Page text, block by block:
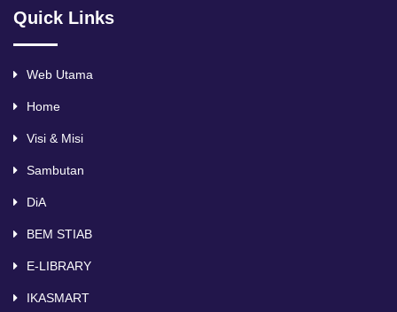
Quick Links
Web Utama
Home
Visi & Misi
Sambutan
DiA
BEM STIAB
E-LIBRARY
IKASMART